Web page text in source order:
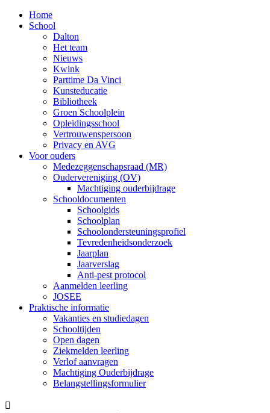
Home
School
Dalton
Het team
Nieuws
Kwink
Parttime Da Vinci
Kunsteducatie
Bibliotheek
Groen Schoolplein
Opleidingsschool
Vertrouwenspersoon
Privacy en AVG
Voor ouders
Medezeggenschapsraad (MR)
Oudervereniging (OV)
Machtiging ouderbijdrage
Schooldocumenten
Schoolgids
Schoolplan
Schoolondersteuningsprofiel
Tevredenheidsonderzoek
Jaarplan
Jaarverslag
Anti-pest protocol
Aanmelden leerling
JOSEE
Praktische informatie
Vakanties en studiedagen
Schooltijden
Open dagen
Ziekmelden leerling
Verlof aanvragen
Machtiging Ouderbijdrage
Belangstellingsformulier
